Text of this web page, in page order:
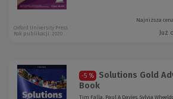
Najniższa
Już
Oxford University Press
Rok publikacji: 2020
-5 %
Solutions Gold
Book
Tim Falla, Paul A Davies, Sylvia